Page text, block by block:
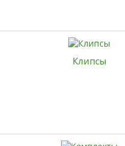
Клипсы